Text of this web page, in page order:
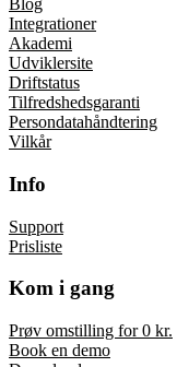
Blog
Integrationer
Akademi
Udviklersite
Driftstatus
Tilfredshedsgaranti
Persondatahåndtering
Vilkår
Info
Support
Prisliste
Kom i gang
Prøv omstilling for 0 kr.
Book en demo